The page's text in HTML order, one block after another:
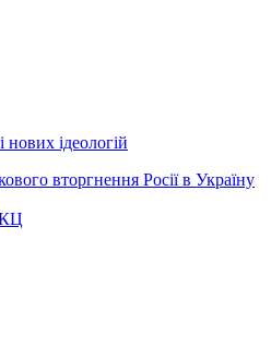
ідеологій
вторгнення Росії в Україну